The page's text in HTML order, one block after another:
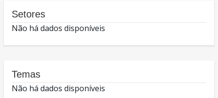
Setores
Não há dados disponíveis
Temas
Não há dados disponíveis